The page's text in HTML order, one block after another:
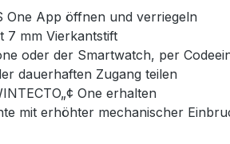
One App öffnen und verriegeln
7 mm Vierkantstift
oder der Smartwatch, per
dauerhaften Zugang teilen
One erhalten
mit erhöhter mechanischer